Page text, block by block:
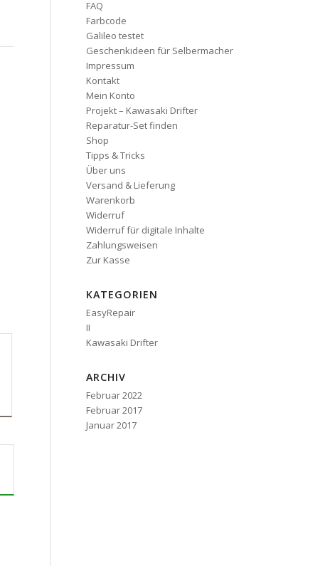
FAQ
Farbcode
Galileo testet
Geschenkideen für Selbermacher
Impressum
Kontakt
Mein Konto
Projekt – Kawasaki Drifter
Reparatur-Set finden
Shop
Tipps & Tricks
Über uns
Versand & Lieferung
Warenkorb
Widerruf
Widerruf für digitale Inhalte
Zahlungsweisen
Zur Kasse
KATEGORIEN
EasyRepair
II
Kawasaki Drifter
ARCHIV
Februar 2022
Februar 2017
Januar 2017